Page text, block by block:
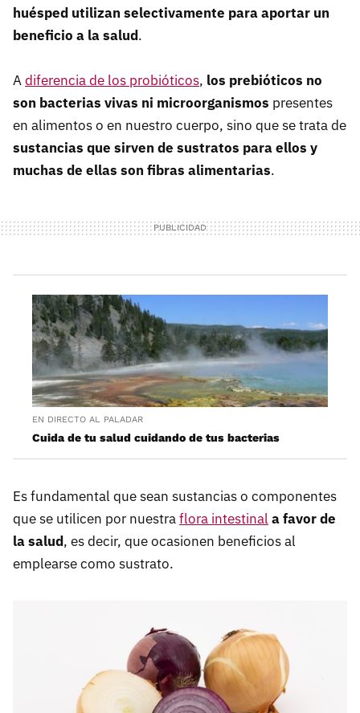
huésped utilizan selectivamente para aportar un
beneficio a la salud.
Adiferencia de los probióticos, los prebióticos no
son bacterias vivas ni microorganismos presentes
en alimentos o en nuestro cuerpo, sino que se trata de
sustancias que sirven de sustratos para ellos y
muchas de ellas son fibras alimentarias.
EN DIRECTO AL PALADAR
Cuida de tu salud cuidando de tus bacterias
Es fundamental que sean sustancias o componentes
que se utilicen por nuestraflora intestinala favor de
la salud, es decir, que ocasionen beneficios al
emplearse como sustrato.